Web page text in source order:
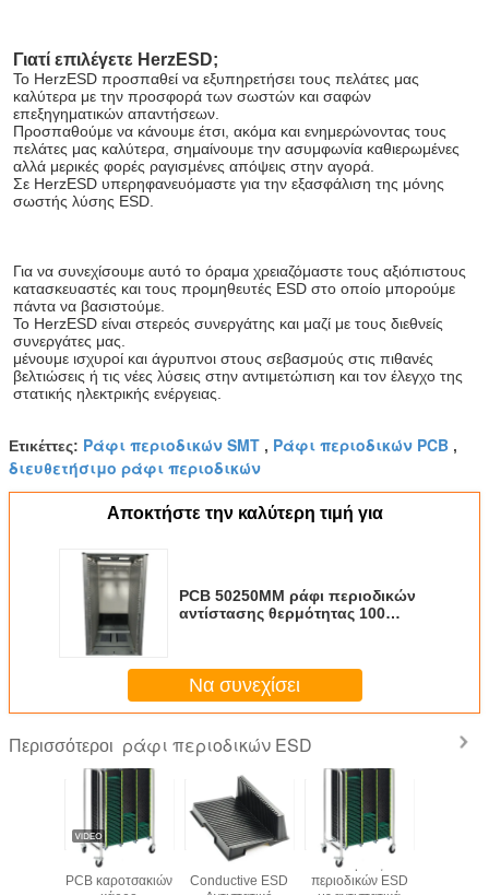
Γιατί επιλέγετε HerzESD;
Το HerzESD προσπαθεί να εξυπηρετήσει τους πελάτες μας
καλύτερα με την προσφορά των σωστών και σαφών
επεξηγηματικών απαντήσεων.
Προσπαθούμε να κάνουμε έτσι, ακόμα και ενημερώνοντας τους
πελάτες μας καλύτερα, σημαίνουμε την ασυμφωνία καθιερωμένες
αλλά μερικές φορές ραγισμένες απόψεις στην αγορά.
Σε HerzESD υπερηφανευόμαστε για την εξασφάλιση της μόνης
σωστής λύσης ESD.
Για να συνεχίσουμε αυτό το όραμα χρειαζόμαστε τους αξιόπιστους
κατασκευαστές και τους προμηθευτές ESD στο οποίο μπορούμε
πάντα να βασιστούμε.
Το HerzESD είναι στερεός συνεργάτης και μαζί με τους διεθνείς
συνεργάτες μας.
μένουμε ισχυροί και άγρυπνοι στους σεβασμούς στις πιθανές
βελτιώσεις ή τις νέες λύσεις στην αντιμετώπιση και τον έλεγχο της
στατικής ηλεκτρικής ενέργειας.
Ετικέττες: Ράφι περιοδικών SMT , Ράφι περιοδικών PCB ,
διευθετήσιμο ράφι περιοδικών
Αποκτήστε την καλύτερη τιμή για
PCB 50250MM ράφι περιοδικών
αντίστασης θερμότητας 100
Να συνεχίσει
Περισσότεροι ράφι περιοδικών ESD
Αντιστατικό ράφι
περιοδικών PCB
Ρυθμίσιμο
αντιστατικό ράφι
Κεφάλαιο
Εναρμόνισης